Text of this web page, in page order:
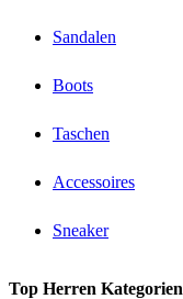
Sandalen
Boots
Taschen
Accessoires
Sneaker
Top Herren Kategorien